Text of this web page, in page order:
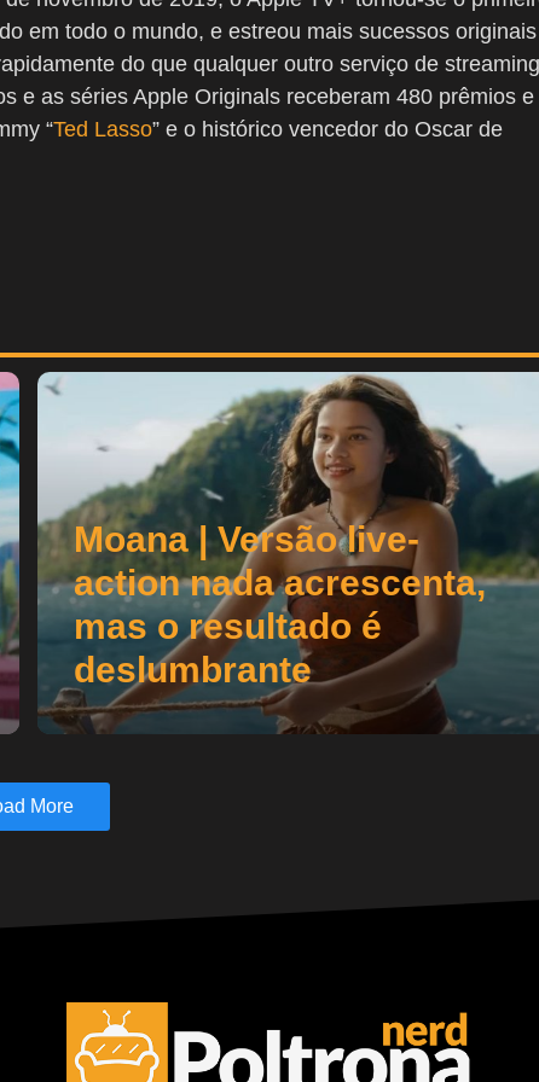
em todo o mundo, e estreou mais sucessos originais
do que qualquer outro serviço de streaming
e as séries Apple Originals receberam 480 prêmios e
“Ted Lasso” e o histórico vencedor do Oscar de
Moana | Versão live-
action nada acrescenta,
mas o resultado é
deslumbrante
More